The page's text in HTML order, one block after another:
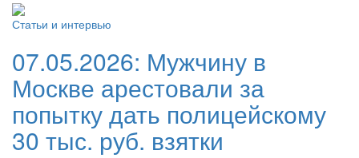
Статьи и интервью
07.05.2026: Мужчину в
Москве арестовали за
попытку дать полицейскому
30 тыс. руб. взятки